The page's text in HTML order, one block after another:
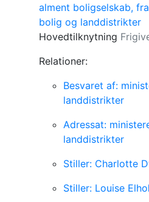
alment boligselskab,
bolig og landdistrikter
Hovedtilknytning
Relationer:
Besvaret af:
landdistrikter
Adressat:
landdistrikter
Stiller: Charlotte
Stiller: Louise